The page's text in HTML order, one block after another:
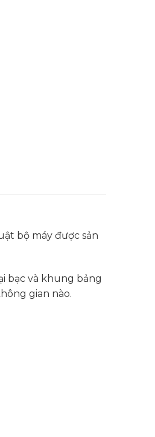
bộ máy được sản
bạc và khung bảng
gian nào.